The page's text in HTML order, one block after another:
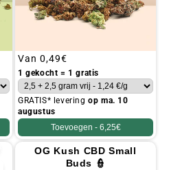
Gebruikelijke
prijs
Van 0,49€
1 gekocht = 1 gratis
GRATIS* leveringop ma. 10
augustus
Toevoegen - 6,25€
OG Kush CBD Small
Buds 👮